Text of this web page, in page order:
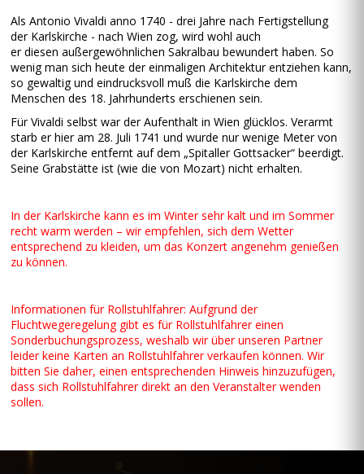
Als Antonio Vivaldi anno 1740 - drei Jahre nach Fertigstellung
der Karlskirche - nach Wien zog, wird wohl auch
er diesen außergewöhnlichen Sakralbau bewundert haben. So
wenig man sich heute der einmaligen Architektur entziehen kann,
so gewaltig und eindrucksvoll muß die Karlskirche dem
Menschen des 18. Jahrhunderts erschienen sein.
Für Vivaldi selbst war der Aufenthalt in Wien glücklos. Verarmt
starb er hier am 28. Juli 1741 und wurde nur wenige Meter von
der Karlskirche entfernt auf dem „Spitaller Gottsacker“ beerdigt.
Seine Grabstätte ist (wie die von Mozart) nicht erhalten.
In der Karlskirche kann es im Winter sehr kalt und im Sommer
recht warm werden – wir empfehlen, sich dem Wetter
entsprechend zu kleiden, um das Konzert angenehm genießen
zu können.
Informationen für Rollstuhlfahrer: Aufgrund der
Fluchtwegeregelung gibt es für Rollstuhlfahrer einen
Sonderbuchungsprozess, weshalb wir über unseren Partner
leider keine Karten an Rollstuhlfahrer verkaufen können. Wir
bitten Sie daher, einen entsprechenden Hinweis hinzuzufügen,
dass sich Rollstuhlfahrer direkt an den Veranstalter wenden
sollen.